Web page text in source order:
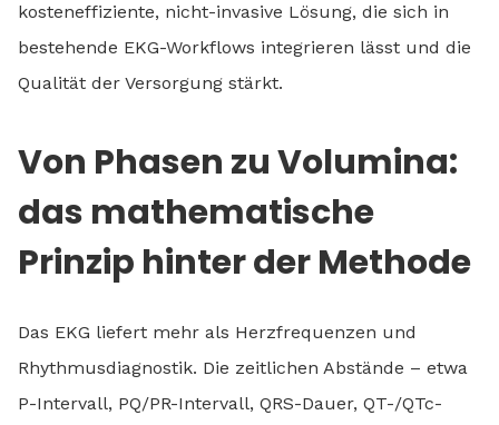
kosteneffiziente, nicht-invasive Lösung, die sich in
bestehende EKG-Workflows integrieren lässt und die
Qualität der Versorgung stärkt.
Von Phasen zu Volumina:
das mathematische
Prinzip hinter der Methode
Das EKG liefert mehr als Herzfrequenzen und
Rhythmusdiagnostik. Die zeitlichen Abstände – etwa
P-Intervall, PQ/PR-Intervall, QRS-Dauer, QT-/QTc-